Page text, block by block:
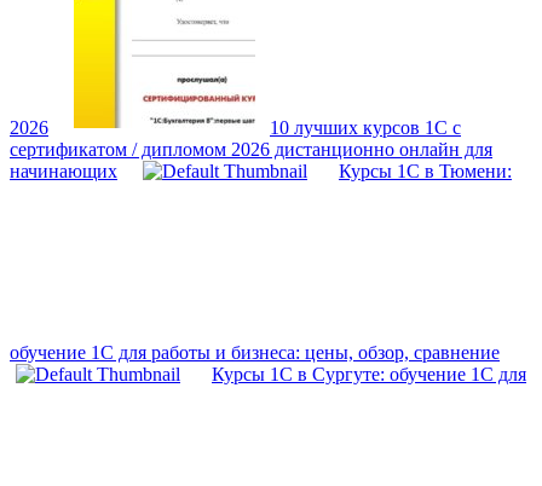
2026
10 лучших курсов 1С с
сертификатом / дипломом 2026 дистанционно онлайн для
начинающих
Курсы 1С в Тюмени:
обучение 1С для работы и бизнеса: цены, обзор, сравнение
Курсы 1С в Сургуте: обучение 1С для